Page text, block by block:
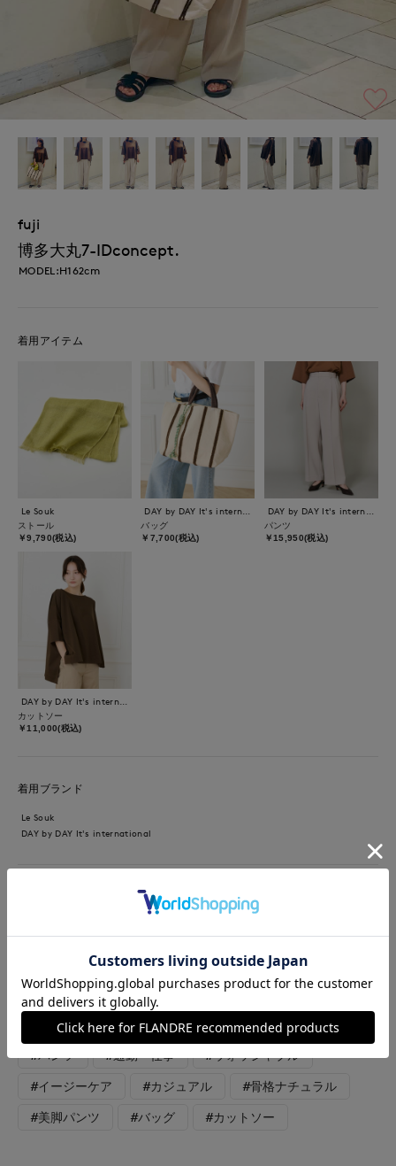
fuji
博多大丸7-IDconcept.
MODEL:H162cm
着用アイテム
Le Souk
ストール
￥9,790(税込)
バッグ
￥7,700(税込)
パンツ
￥15,950(税込)
カットソー
￥11,000(税込)
着用ブランド
Le Souk
DAY by DAY It's international
【着用サイズ/カラー】カットソーダークブラウン:フリーサイ
履き心地よく、長めのカットソー合わせもタックの陰影がスッキ
リ美脚にみせてくれます。 TPO、通年履き回しの推しパンツと麻
のカラーストールで涼感ある寒暖差対策コーデ。
#パンツ #通勤・仕事 #ウォッシャブル
#イージーケア #カジュアル #骨格ナチュラル
#美脚パンツ #バッグ #カットソー